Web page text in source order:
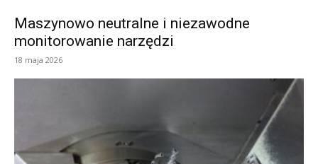
Maszynowo neutralne i niezawodne
monitorowanie narzędzi
18 maja 2026